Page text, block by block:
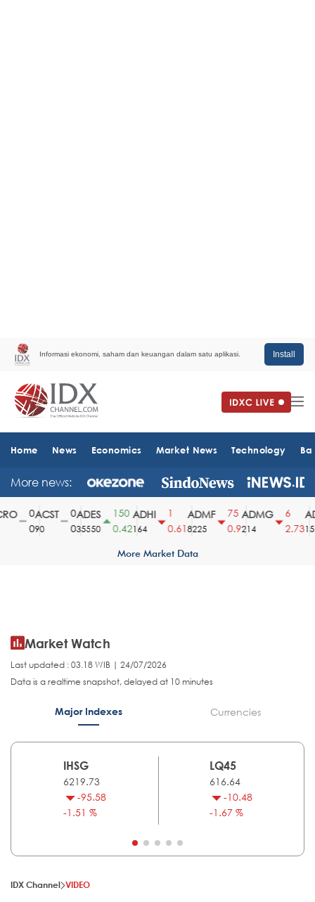
Informasi ekonomi, saham dan keuangan dalam satu aplikasi. Install
Home News Economics Market News Technology
More news:
0
0
ACST
90
0
0
ADES
35550
150
0.42
ADHI
164
0.61
ADMF
8225
75
0.9
ADMG
214
2.73
More Market Data
Market Watch
Last updated : 03.18 WIB | 24/07/2026
Data is a realtime snapshot, delayed at 10 minutes
Major Indexes Currencies
IHSG
6219.73
-95.58
-1.51 %
LQ45
616.64
-10.48
-1.67 %
IDX Channel VIDEO